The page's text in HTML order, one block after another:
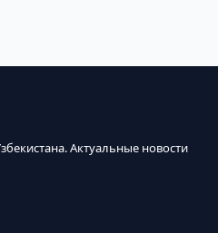
Актуальные новости